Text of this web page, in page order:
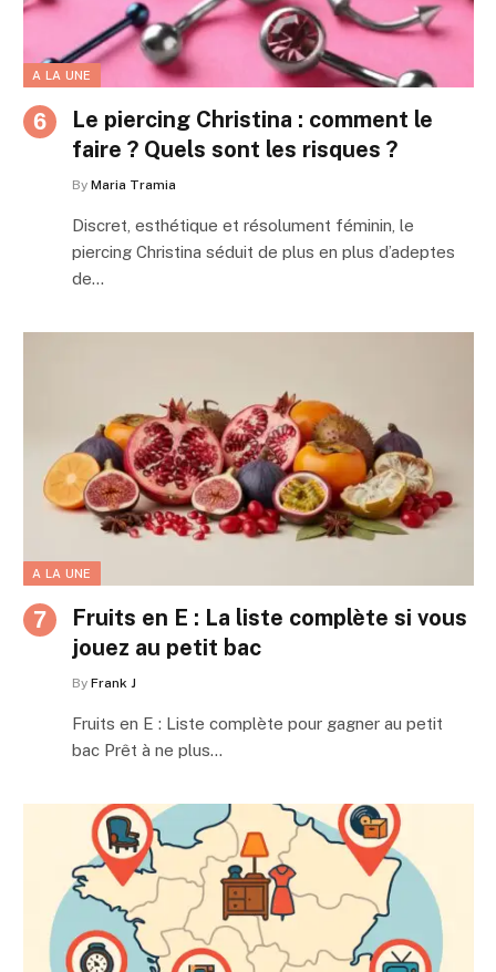
A LA UNE
Le piercing Christina : comment le
faire ? Quels sont les risques ?
By Maria Tramia
Discret, esthétique et résolument féminin, le
piercing Christina séduit de plus en plus d’adeptes
de…
A LA UNE
Fruits en E : La liste complète si vous
jouez au petit bac
By Frank J
Fruits en E : Liste complète pour gagner au petit
bac Prêt à ne plus…